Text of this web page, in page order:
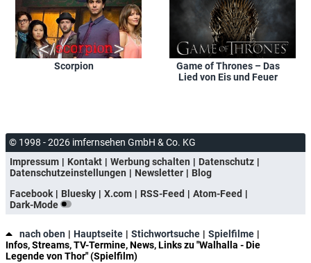
Scorpion
Game of Thrones – Das
Lied von Eis und Feuer
© 1998 - 2026 imfernsehen GmbH & Co. KG
Impressum
Kontakt Werbung schalten
Datenschutz
Datenschutzeinstellungen
Newsletter
Blog
Facebook
Bluesky X.com RSS-Feed
Atom-Feed
Dark-Mode
nach oben Hauptseite Stichwortsuche
Spielfilme
Infos, Streams, TV-Termine, News, Links zu "Walhalla - Die
Legende von Thor" (Spielfilm)